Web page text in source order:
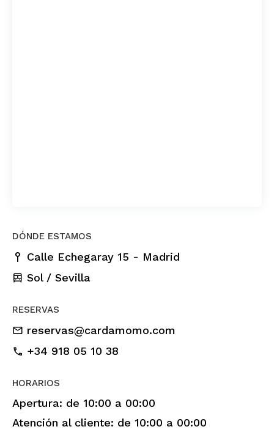
DÓNDE ESTAMOS
Calle Echegaray 15 - Madrid
Sol / Sevilla
RESERVAS
reservas@cardamomo.com
+34 918 05 10 38
HORARIOS
Apertura: de 10:00 a 00:00
Atención al cliente: de 10:00 a 00:00